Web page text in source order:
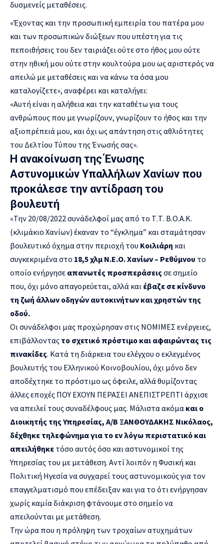
δυσμενείς μεταθέσεις.
«Έχοντας και την προσωπική εμπειρία του πατέρα μου
και των προσωπικών διώξεων που υπέστη για τις
πεποιθήσεις του δεν ταιριάζει ούτε στο ήθος μου ούτε
στην ηθική μου ούτε στην κουλτούρα μου ως αριστερός να
απειλώ με μεταθέσεις και να κάνω τα όσα μου
καταλογίζετε», αναφέρει και καταλήγει:
«Αυτή είναι η αλήθεια και την καταθέτω για τους
ανθρώπους που με γνωρίζουν, γνωρίζουν το ήθος και την
αξιοπρέπειά μου, και όχι ως απάντηση στις αθλιότητες
του Δελτίου Τύπου της Ένωσής σας».
Η ανακοίνωση της Ένωσης
Αστυνομικών Υπαλλήλων Χανίων που
προκάλεσε την αντίδραση του
βουλευτή
«Την 20/08/2022 συνάδελφοί μας από το Τ.Τ. Β.Ο.Α.Κ.
(κλιμάκιο Χανίων) έκαναν το “έγκλημα” και σταμάτησαν
βουλευτικό όχημα στην περιοχή του Κοιλιάρη και
συγκεκριμένα στο 18,5 χλμ Ν.Ε.Ο. Χανίων – Ρεθύμνου το
οποίο ενήργησε απανωτές προσπεράσεις σε σημείο
που, όχι μόνο απαγορεύεται, αλλά και έβαζε σε κίνδυνο
τη ζωή άλλων οδηγών αυτοκινήτων και χρηστών της
οδού.
Οι συνάδελφοι μας προχώρησαν στις ΝΟΜΙΜΕΣ ενέργειες,
επιβάλλοντας το σχετικό πρόστιμο και αφαιρώντας τις
πινακίδες. Κατά τη διάρκεια του ελέγχου ο εκλεγμένος
βουλευτής του Ελληνικού Κοινοβουλίου, όχι μόνο δεν
αποδέχτηκε το πρόστιμο ως όφειλε, αλλά θυμίζοντας
άλλες εποχές ΠΟΥ ΕΧΟΥΝ ΠΕΡΑΣΕΙ ΑΝΕΠΙΣΤΡΕΠΤΙ άρχισε
να απειλεί τους συναδέλφους μας. Μάλιστα ακόμα και ο
Διοικητής της Υπηρεσίας, Α/Β ΞΑΝΘΟΥΔΑΚΗΣ Νικόλαος,
δέχθηκε τηλεφώνημα για το εν λόγω περιστατικό και
απειλήθηκε τόσο αυτός όσο και αστυνομικοί της
Υπηρεσίας του με μετάθεση. Αντί λοιπόν η Φυσική και
Πολιτική Ηγεσία να συγχαρεί τους αστυνομικούς για τον
επαγγελματισμό που επέδειξαν και για το ότι ενήργησαν
χωρίς καμία διάκριση φτάνουμε στο σημείο να
απειλούνται με μετάθεση.
Την ώρα που η πρόληψη των τροχαίων ατυχημάτων